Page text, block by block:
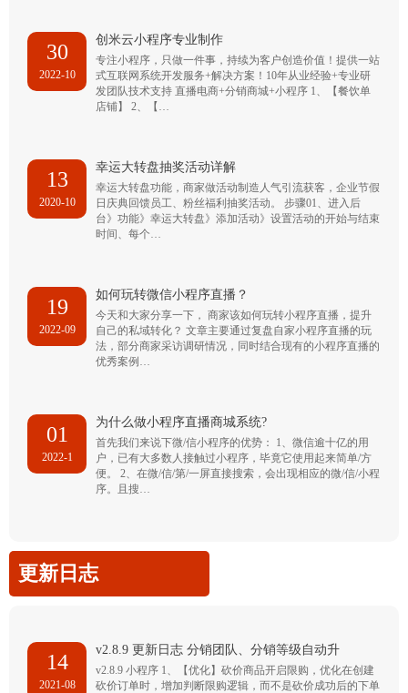
30
2022-10
创米云小程序专业制作
专注小程序，只做一件事，持续为客户创造价值！提供一站
式互联网系统开发服务+解决方案！10年从业经验+专业研
发团队技术支持 直播电商+分销商城+小程序 1、【餐饮单
店铺】 2、【…
13
2020-10
幸运大转盘抽奖活动详解
幸运大转盘功能，商家做活动制造人气引流获客，企业节假
日庆典回馈员工、粉丝福利抽奖活动。 步骤01、进入后
台》功能》幸运大转盘》添加活动》设置活动的开始与结束
时间、每个…
19
2022-09
如何玩转微信小程序直播？
今天和大家分享一下， 商家该如何玩转小程序直播，提升
自己的私域转化？ 文章主要通过复盘自家小程序直播的玩
法，部分商家采访调研情况，同时结合现有的小程序直播的
优秀案例…
01
2022-1
为什么做小程序直播商城系统?
首先我们来说下微/信小程序的优势： 1、微信逾十亿的用
户，已有大多数人接触过小程序，毕竟它使用起来简单/方
便。 2、在微/信/第/一屏直接搜索，会出现相应的微/信/小程
序。且搜…
更新日志
14
2021-08
v2.8.9 更新日志 分销团队、分销等级自动升
v2.8.9 小程序 1、【优化】砍价商品开启限购，优化在创建
砍价订单时，增加判断限购逻辑，而不是砍价成功后的下单